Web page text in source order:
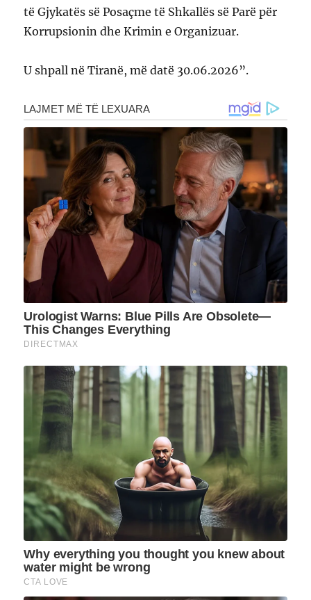
të Gjykatës së Posaçme të Shkallës së Parë për
Korrupsionin dhe Krimin e Organizuar.
U shpall në Tiranë, më datë 30.06.2026”.